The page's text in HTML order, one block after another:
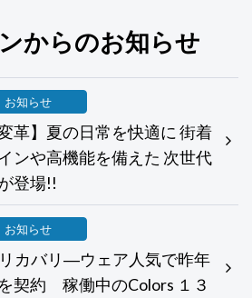
からのお知らせ
お知らせ
革】夏の日常を快適に 街着
ンや高機能を備えた 次世代
登場!!
お知らせ
リカバリ―ウェア人気で昨年
契約 稼働中のColors １３